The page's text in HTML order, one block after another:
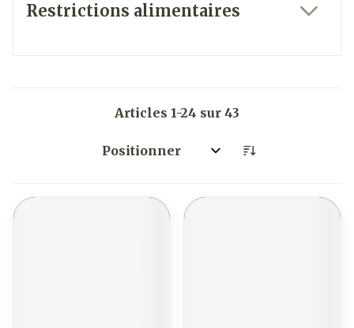
Restrictions alimentaires
Articles 1-24 sur 43
Trier par: